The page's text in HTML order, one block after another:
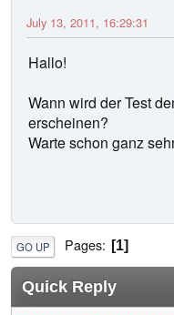
July 13, 2011, 16:29:31
Hallo!
Wann wird der Test
erscheinen?
Warte schon ganz
GO UP Pages 1
Quick Reply